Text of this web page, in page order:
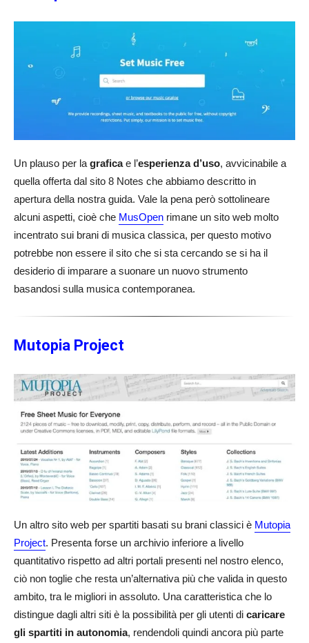
Un plauso per la graficae l’esperienza d’uso, avvicinabile a
quella offerta dal sito 8 Notes che abbiamo descritto in
apertura della nostra guida. Vale la pena però sottolineare
alcuni aspetti, cioè che MusOpen rimane un sito web molto
incentrato sui brani di musica classica, per questo motivo
potrebbe non essere il sito che si sta cercando se si ha il
desiderio di imparare a suonare un nuovo strumento
basandosi sulla musica contemporanea.
Mutopia Project
Un altro sito web per spartiti basati su brani classici è Mutopia
Project. Presenta forse un archivio inferiore a livello
quantitativo rispetto ad altri portali presenti nel nostro elenco,
ciò non toglie che resta un’alternativa più che valida in questo
ambito, tra le migliori in assoluto. Una caratteristica che lo
distingue dagli altri siti è la possibilità per gli utenti di caricare
gli spartiti in autonomia, rendendoli quindi ancora più parte